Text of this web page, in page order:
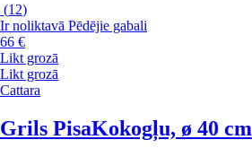
(12)
Ir noliktavā Pēdējie gabali
66 €
Likt grozā
Likt grozā
Cattara
Grils PisaKokogļu, ø 40 cm